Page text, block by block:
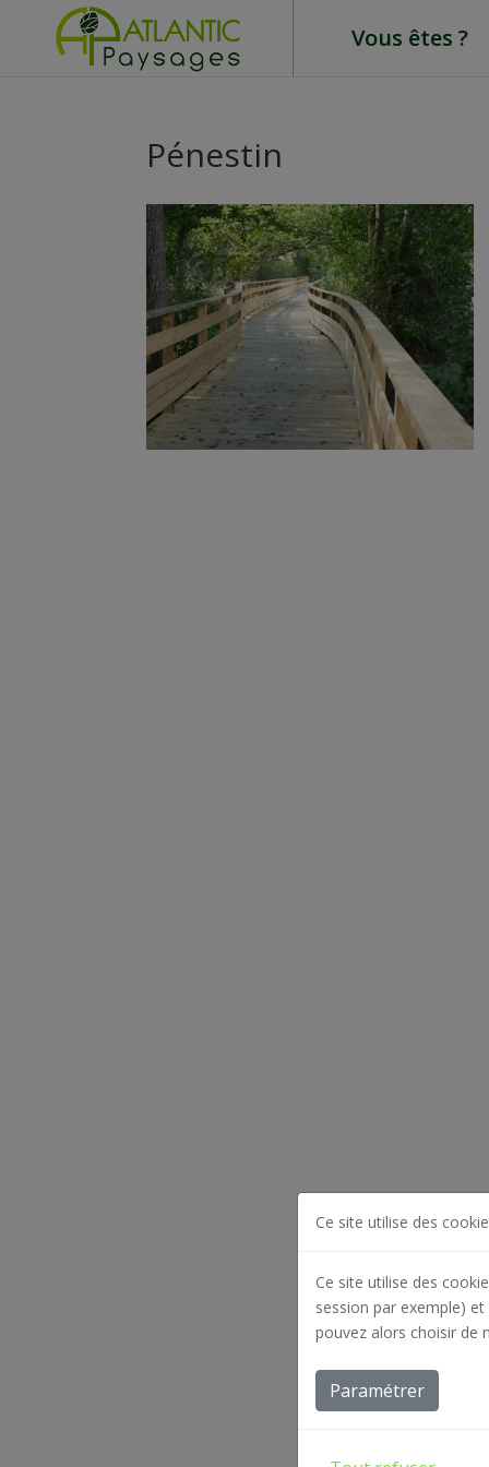
Vous êtes ?
Pénestin
Ce site utilise des
Ce site utilise des
session par exemple)
pouvez alors choisir de
Paramétrer